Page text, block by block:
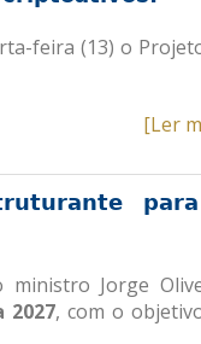
feira (13) o
[Ler
Jorge
2027, com o